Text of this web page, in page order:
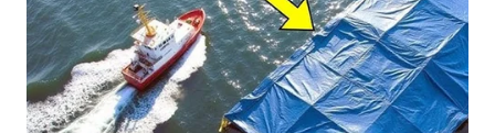
WN
SAMOSIR
WN
PADANG